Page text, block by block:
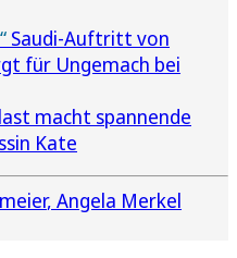
Saudi-Auftritt von
für Ungemach bei
macht spannende
Kate
Angela Merkel